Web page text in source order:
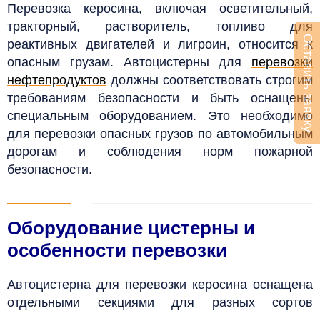
Перевозка керосина, включая осветительный,
тракторный, растворитель, топливо для
реактивных двигателей и лигроин, относится к
опасным грузам. Автоцистерны для перевозки
нефтепродуктов должны соответствовать строгим
требованиям безопасности и быть оснащены
специальным оборудованием. Это необходимо
для перевозки опасных грузов по автомобильным
дорогам и соблюдения норм пожарной
безопасности.
Оборудование цистерны и
особенности перевозки
Автоцистерна для перевозки керосина оснащена
отдельными секциями для разных сортов
Оставить заявку